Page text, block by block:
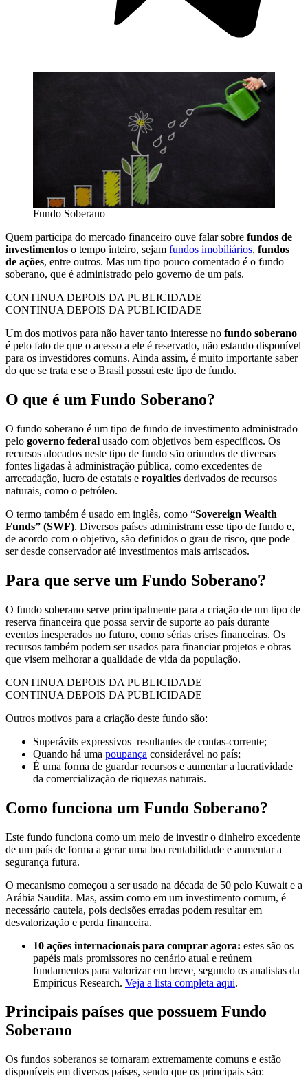
Fundo Soberano
Quem participa do mercado financeiro ouve falar sobre fundos de
investimentos o tempo inteiro, sejam fundos imobiliários, fundos
de ações, entre outros. Mas um tipo pouco comentado é o fundo
soberano, que é administrado pelo governo de um país.
CONTINUA DEPOIS DA PUBLICIDADE
CONTINUA DEPOIS DA PUBLICIDADE
Um dos motivos para não haver tanto interesse no fundo soberano
é pelo fato de que o acesso a ele é reservado, não estando disponível
para os investidores comuns. Ainda assim, é muito importante saber
do que se trata e se o Brasil possui este tipo de fundo.
O que é um Fundo Soberano?
O fundo soberano é um tipo de fundo de investimento administrado
pelo governo federal usado com objetivos bem específicos. Os
recursos alocados neste tipo de fundo são oriundos de diversas
fontes ligadas à administração pública, como excedentes de
arrecadação, lucro de estatais e royalties derivados de recursos
naturais, como o petróleo.
O termo também é usado em inglês, como “Sovereign Wealth
Funds” (SWF). Diversos países administram esse tipo de fundo e,
de acordo com o objetivo, são definidos o grau de risco, que pode
ser desde conservador até investimentos mais arriscados.
Para que serve um Fundo Soberano?
O fundo soberano serve principalmente para a criação de um tipo de
reserva financeira que possa servir de suporte ao país durante
eventos inesperados no futuro, como sérias crises financeiras. Os
recursos também podem ser usados para financiar projetos e obras
que visem melhorar a qualidade de vida da população.
CONTINUA DEPOIS DA PUBLICIDADE
CONTINUA DEPOIS DA PUBLICIDADE
Outros motivos para a criação deste fundo são:
Superávits expressivos resultantes de contas-corrente;
Quando há uma poupança considerável no país;
É uma forma de guardar recursos e aumentar a lucratividade
da comercialização de riquezas naturais.
Como funciona um Fundo Soberano?
Este fundo funciona como um meio de investir o dinheiro excedente
de um país de forma a gerar uma boa rentabilidade e aumentar a
segurança futura.
O mecanismo começou a ser usado na década de 50 pelo Kuwait e a
Arábia Saudita. Mas, assim como em um investimento comum, é
necessário cautela, pois decisões erradas podem resultar em
desvalorização e perda financeira.
10 ações internacionais para comprar agora: estes são os
papéis mais promissores no cenário atual e reúnem
fundamentos para valorizar em breve, segundo os analistas da
Empiricus Research. Veja a lista completa aqui.
Principais países que possuem Fundo
Soberano
Os fundos soberanos se tornaram extremamente comuns e estão
disponíveis em diversos países, sendo que os principais são: